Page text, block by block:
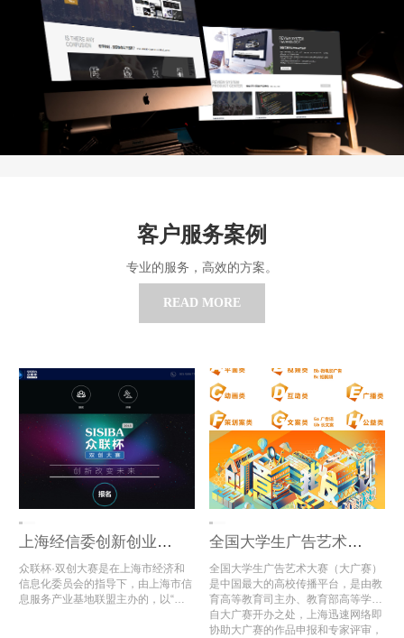
客户服务案例
专业的服务，高效的方案。
READ MORE
上海经信委创新创业大赛评审系统
众联杯·双创大赛是在上海市经济和
信息化委员会的指导下，由上海市信
息服务产业基地联盟主办的，以“互
全国大学生广告艺术大赛全国总评审
全国大学生广告艺术大赛（大广赛）
是中国最大的高校传播平台，是由教
育高等教育司主办、教育部高等学校
新闻学学科教学指导委员会组织、中
国传媒大学与中国高等教育学会广告
自大广赛开办之处，上海迅速网络即
协助大广赛的作品申报和专家评审，